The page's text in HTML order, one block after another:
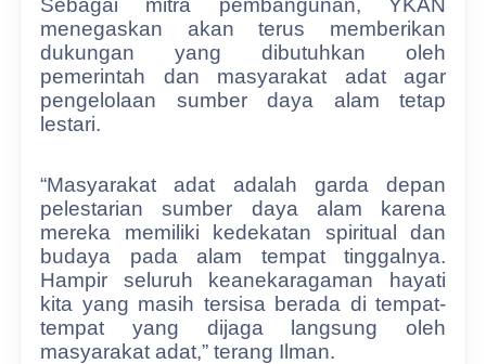
Sebagai mitra pembangunan, YKAN
menegaskan akan terus memberikan
dukungan yang dibutuhkan oleh
pemerintah dan masyarakat adat agar
pengelolaan sumber daya alam tetap
lestari.
“Masyarakat adat adalah garda depan
pelestarian sumber daya alam karena
mereka memiliki kedekatan spiritual dan
budaya pada alam tempat tinggalnya.
Hampir seluruh keanekaragaman hayati
kita yang masih tersisa berada di tempat-
tempat yang dijaga langsung oleh
masyarakat adat,” terang Ilman.